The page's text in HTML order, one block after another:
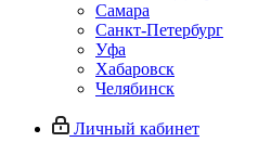
Самара
Санкт-Петербург
Уфа
Хабаровск
Челябинск
Личный кабинет